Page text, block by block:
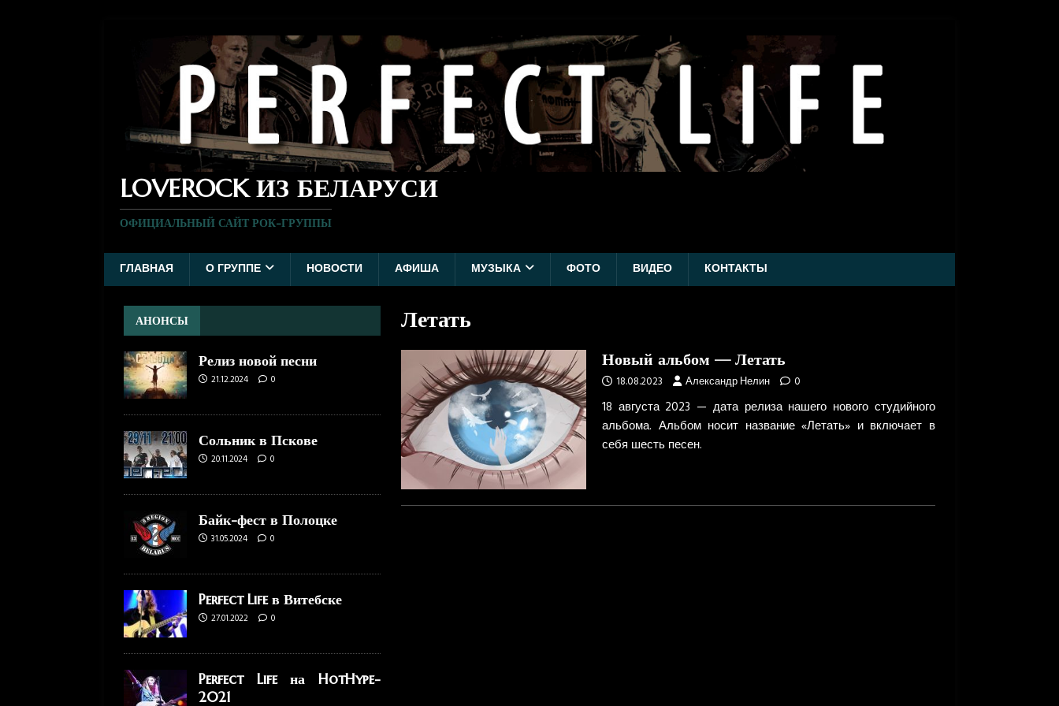
LOVEROCK ИЗ БЕЛАРУСИ
ОФИЦИАЛЬНЫЙ САЙТ РОК-ГРУППЫ
ГЛАВНАЯ О ГРУППЕ НОВОСТИ АФИША МУЗЫКА ФОТО ВИДЕО КОНТАКТЫ
Летать
Новый альбом — Летать
18.08.2023 Александр Нелин 0
18 августа 2023 — дата релиза нашего нового студийного
альбома. Альбом носит название «Летать» и включает в
себя шесть песен.
АНОНСЫ
Релиз новой песни
21.12.2024 0
Сольник в Пскове
20.11.2024 0
Байк-фест в Полоцке
31.05.2024 0
Perfect Life в Витебске
27.01.2022 0
Perfect Life на HotHype-
2021